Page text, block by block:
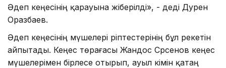
Әдеп кеңесінің қарауына жіберілді», - деді Дәурен
Оразбаев.
Әдеп кеңесінің мүшелері әріптестерінің бұл әрекетін
айпытады. Кеңес төрағасы Жандос Сәрсенов кеңес
мүшелерімен бірлесе отырып, ауыл әкімін қатаң